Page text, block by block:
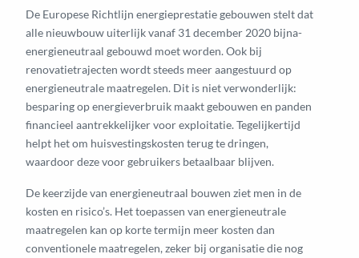
De Europese Richtlijn energieprestatie gebouwen stelt dat
alle nieuwbouw uiterlijk vanaf 31 december 2020 bijna-
energieneutraal gebouwd moet worden. Ook bij
renovatietrajecten wordt steeds meer aangestuurd op
energieneutrale maatregelen. Dit is niet verwonderlijk:
besparing op energieverbruik maakt gebouwen en panden
financieel aantrekkelijker voor exploitatie. Tegelijkertijd
helpt het om huisvestingskosten terug te dringen,
waardoor deze voor gebruikers betaalbaar blijven.
De keerzijde van energieneutraal bouwen ziet men in de
kosten en risico’s. Het toepassen van energieneutrale
maatregelen kan op korte termijn meer kosten dan
conventionele maatregelen, zeker bij organisatie die nog